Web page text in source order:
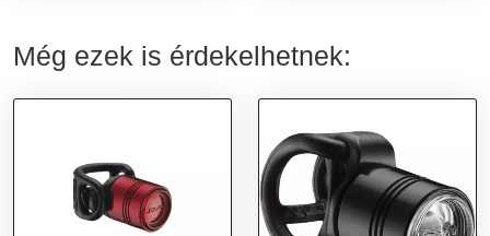
Még ezek is érdekelhetnek: